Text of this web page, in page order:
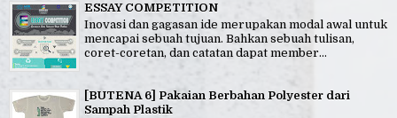
ESSAY COMPETITION
Inovasi dan gagasan ide merupakan modal awal untuk
mencapai sebuah tujuan. Bahkan sebuah tulisan,
coret-coretan, dan catatan dapat member...
[BUTENA 6] Pakaian Berbahan Polyester dari
Sampah Plastik